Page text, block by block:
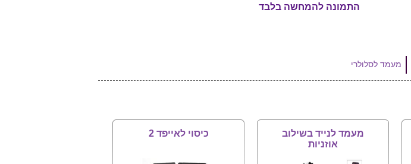
התמונה להמחשה בלבד
מעמד לסלולרי
מעמד לנייד בשילוב
אוזניות
כיסוי לאייפד 2